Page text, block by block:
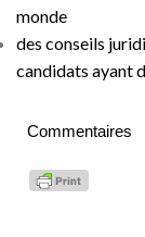
monde
des conseils
candidats ayant
Commentaires